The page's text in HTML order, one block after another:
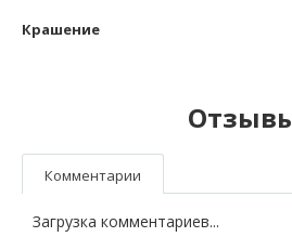
Крашение
Комментарии
Загрузка комментариев...